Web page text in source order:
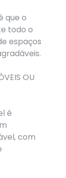
que o
todo o
espaços
OU
é
com